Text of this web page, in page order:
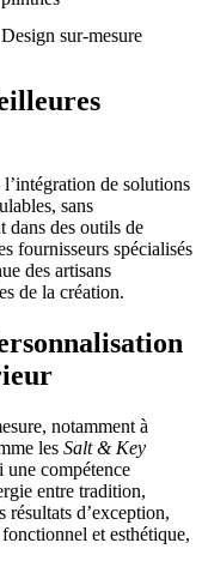
Design sur-mesure
de solutions
sans
dans des outils de
fournisseurs spécialisés
des artisans
de la création.
notamment à
les Salt & Key
une compétence
entre tradition,
résultats d’exception,
et esthétique,